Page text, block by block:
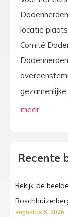
locatie
Comité
Recente
Bekijk de
augustus 5, 2026